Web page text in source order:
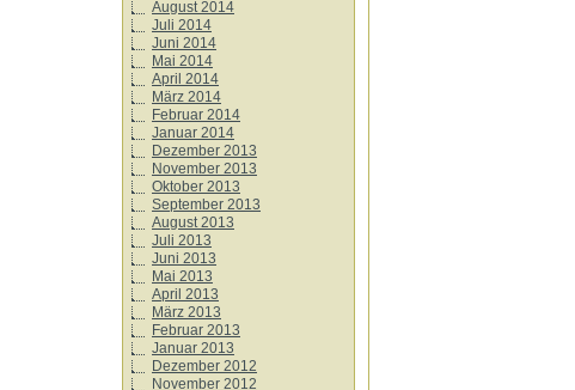
August 2014
Juli 2014
Juni 2014
Mai 2014
April 2014
März 2014
Februar 2014
Januar 2014
Dezember 2013
November 2013
Oktober 2013
September 2013
August 2013
Juli 2013
Juni 2013
Mai 2013
April 2013
März 2013
Februar 2013
Januar 2013
Dezember 2012
November 2012